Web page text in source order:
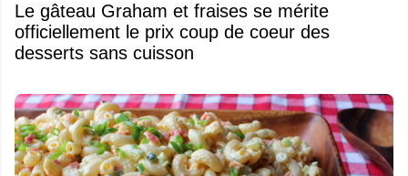
Le gâteau Graham et fraises se mérite
officiellement le prix coup de coeur des
desserts sans cuisson